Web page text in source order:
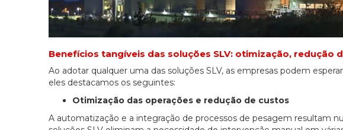
Benefícios tangíveis das soluções SLV: otimização, redução
Ao adotar qualquer uma das soluções SLV, as empresas podem
eles destacamos os seguintes:
Otimização das operações e redução de custos
A automatização e a integração de processos de pesagem resultam